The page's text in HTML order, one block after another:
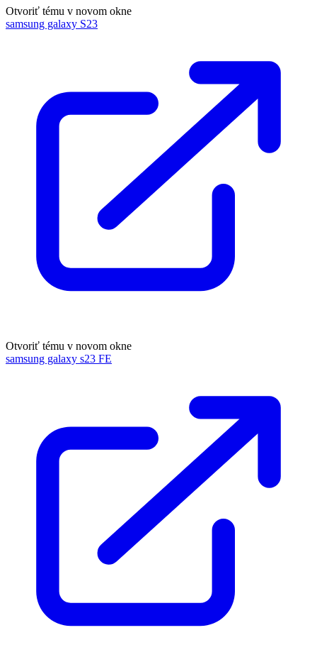
Otvoriť tému v novom okne
samsung galaxy S23
Otvoriť tému v novom okne
samsung galaxy s23 FE